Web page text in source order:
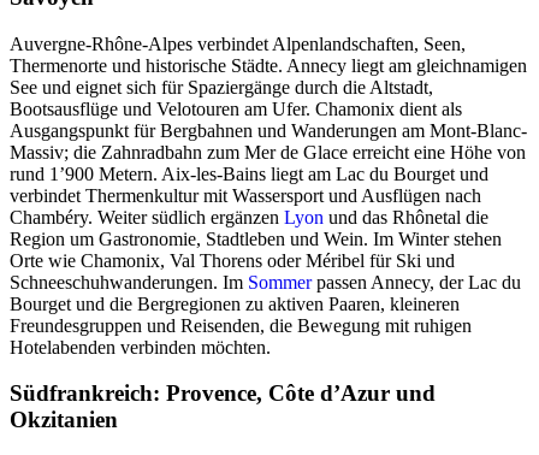
Auvergne-Rhône-Alpes verbindet Alpenlandschaften, Seen,
Thermenorte und historische Städte. Annecy liegt am gleichnamigen
See und eignet sich für Spaziergänge durch die Altstadt,
Bootsausflüge und Velotouren am Ufer. Chamonix dient als
Ausgangspunkt für Bergbahnen und Wanderungen am Mont-Blanc-
Massiv; die Zahnradbahn zum Mer de Glace erreicht eine Höhe von
rund 1’900 Metern. Aix-les-Bains liegt am Lac du Bourget und
verbindet Thermenkultur mit Wassersport und Ausflügen nach
Chambéry. Weiter südlich ergänzen Lyon und das Rhônetal die
Region um Gastronomie, Stadtleben und Wein. Im Winter stehen
Orte wie Chamonix, Val Thorens oder Méribel für Ski und
Schneeschuhwanderungen. Im Sommerpassen Annecy, der Lac du
Bourget und die Bergregionen zu aktiven Paaren, kleineren
Freundesgruppen und Reisenden, die Bewegung mit ruhigen
Hotelabenden verbinden möchten.
Südfrankreich: Provence, Côte d’Azur und
Okzitanien